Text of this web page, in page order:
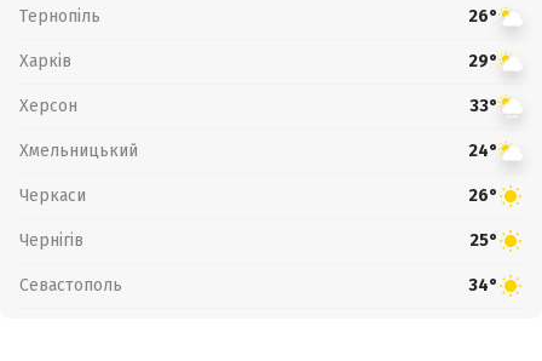
Тернопіль 26°
Харків 29°
Херсон 33°
Хмельницький 24°
Черкаси 26°
Чернігів 25°
Севастополь 34°